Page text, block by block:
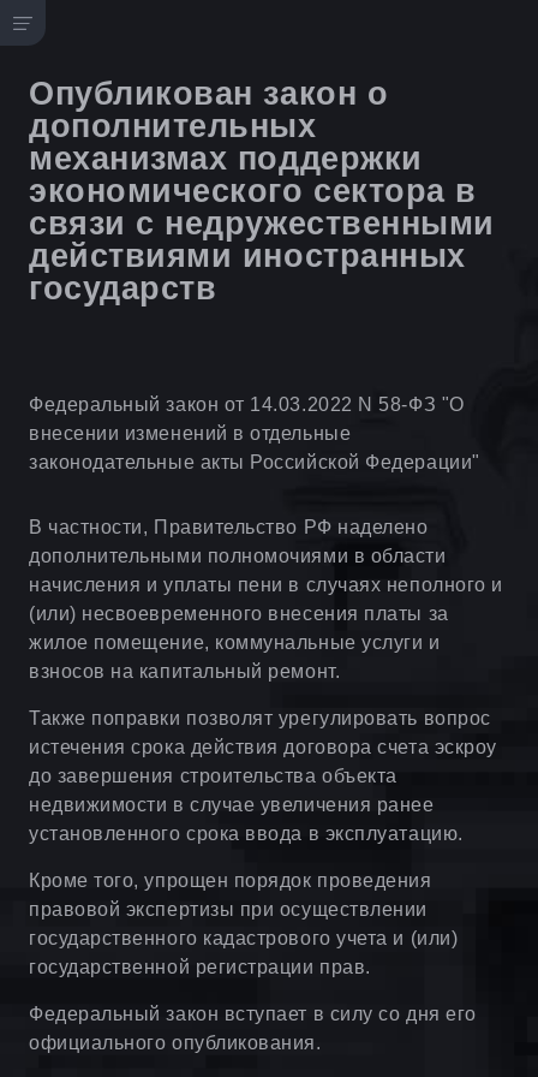
Опубликован закон о
дополнительных
механизмах поддержки
экономического сектора в
связи с недружественными
действиями иностранных
государств
Федеральный закон от 14.03.2022 N 58-ФЗ "О
внесении изменений в отдельные
законодательные акты Российской Федерации"
В частности, Правительство РФ наделено
дополнительными полномочиями в области
начисления и уплаты пени в случаях неполного и
(или) несвоевременного внесения платы за
жилое помещение, коммунальные услуги и
взносов на капитальный ремонт.
Также поправки позволят урегулировать вопрос
истечения срока действия договора счета эскроу
до завершения строительства объекта
недвижимости в случае увеличения ранее
установленного срока ввода в эксплуатацию.
Кроме того, упрощен порядок проведения
правовой экспертизы при осуществлении
государственного кадастрового учета и (или)
государственной регистрации прав.
Федеральный закон вступает в силу со дня его
официального опубликования.